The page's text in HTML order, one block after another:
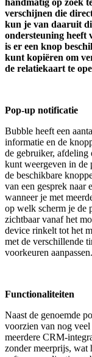
verschijnen die
kun je van daaruit
ondersteuning heeft
is er een knop
kunt kopiëren om
de relatiekaart te
Pop-up notificatie
Bubble heeft een
informatie en de
de gebruiker,
kunt weergeven in de
de beschikbare
van een gesprek naar
wanneer je met
op welk scherm je de
zichtbaar vanaf het
device rinkelt tot het
met de verschillende
voorkeuren aanpassen.
Functionaliteiten
Naast de genoemde
voorzien van nog
meerdere CRM-
zonder meerprijs, wat